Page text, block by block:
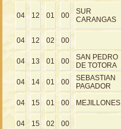
04 12 01 00
SUR
CARANGAS
04 12 02 00
04 13 01 00
SAN PEDRO
DE TOTORA
04 14 01 00
SEBASTIAN
PAGADOR
04 15 01 00 MEJILLONES
04 15 02 00